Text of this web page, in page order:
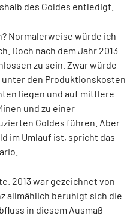
des Goldes entledigt.
Normalerweise würde ich
Doch nach dem Jahr 2013
zu sein. Zwar würde
unter den Produktionskosten
liegen und auf mittlere
und zu einer
Goldes führen. Aber
im Umlauf ist, spricht das
2013 war gezeichnet von
allmählich beruhigt sich die
in diesem Ausmaß